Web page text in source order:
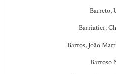
Barreto,
Barriatier,
Barros, João
Barroso